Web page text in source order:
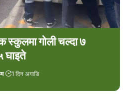
स्कुलमा गोली चल्दा ७
घाइते
1 दिन अगाडि